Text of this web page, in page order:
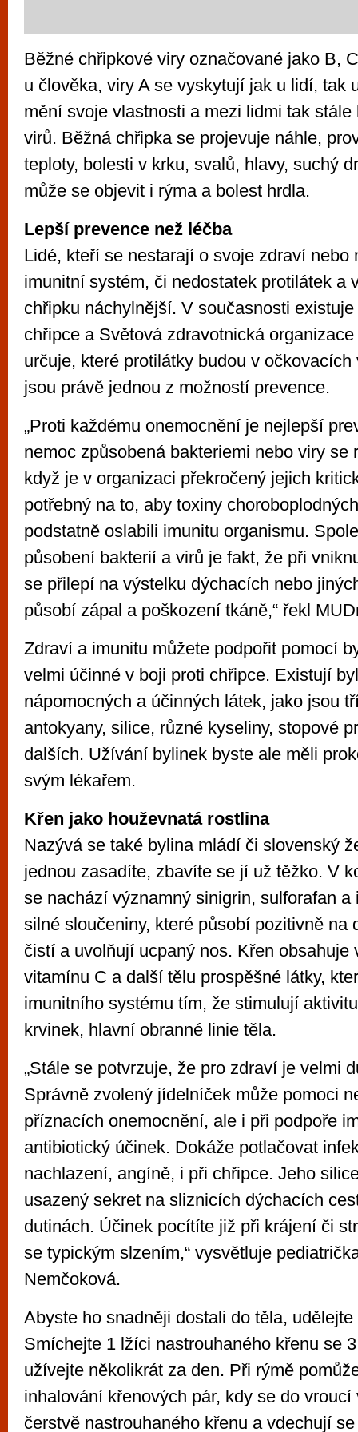
Běžné chřipkové viry označované jako B,
u člověka, viry A se vyskytují jak u lidí, tak
mění svoje vlastnosti a mezi lidmi tak
virů. Běžná chřipka se projevuje náhle,
teploty, bolesti v krku, svalů, hlavy, suchý
může se objevit i rýma a bolest hrdla.
Lepší prevence než léčba
Lidé, kteří se nestarají o svoje zdraví nebo
imunitní systém, či nedostatek protilátek a
chřipku náchylnější. V současnosti
chřipce a Světová zdravotnická
určuje, které protilátky budou v
jsou právě jednou z možností prevence.
„Proti každému onemocnění je nejlepší
nemoc způsobená bakteriemi nebo viry se
když je v organizaci překročený jejich
potřebný na to, aby toxiny
podstatně oslabili imunitu organismu.
působení bakterií a virů je fakt, že při
se přilepí na výstelku dýchacích nebo
působí zápal a poškození tkáně,“ řekl
Zdraví a imunitu můžete podpořit pomocí
velmi účinné v boji proti chřipce. Existují
nápomocných a účinných látek, jako jsou
antokyany, silice, různé kyseliny, stopové
dalších. Užívání bylinek byste ale měli
svým lékařem.
Křen jako houževnatá rostlina
Nazývá se také bylina mládí či slovenský
jednou zasadíte, zbavíte se jí už těžko. V
se nachází významný sinigrin, sulforafan a
silné sloučeniny, které působí pozitivně na
čistí a uvolňují ucpaný nos. Křen obsahuje
vitamínu C a další tělu prospěšné látky,
imunitního systému tím, že stimulují
krvinek, hlavní obranné linie těla.
„Stále se potvrzuje, že pro zdraví je velmi
Správně zvolený jídelníček může pomoci
příznacích onemocnění, ale i při podpoře
antibiotický účinek. Dokáže potlačovat
nachlazení, angíně, i při chřipce. Jeho
usazený sekret na sliznicích dýchacích
dutinách. Účinek pocítíte již při krájení či
se typickým slzením,“ vysvětluje
Nemčoková.
Abyste ho snadněji dostali do těla,
Smíchejte 1 lžíci nastrouhaného křenu se
užívejte několikrát za den. Při rýmě
inhalování křenových pár, kdy se do
čerstvě nastrouhaného křenu a vdechují